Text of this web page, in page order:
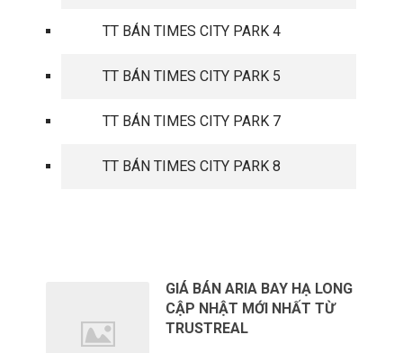
TT BÁN TIMES CITY PARK 4
TT BÁN TIMES CITY PARK 5
TT BÁN TIMES CITY PARK 7
TT BÁN TIMES CITY PARK 8
GIÁ BÁN ARIA BAY HẠ LONG
CẬP NHẬT MỚI NHẤT TỪ
TRUSTREAL